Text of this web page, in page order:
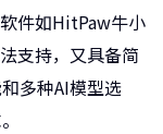
件如HitPaw牛小
支持，又具备简
多种AI模型选